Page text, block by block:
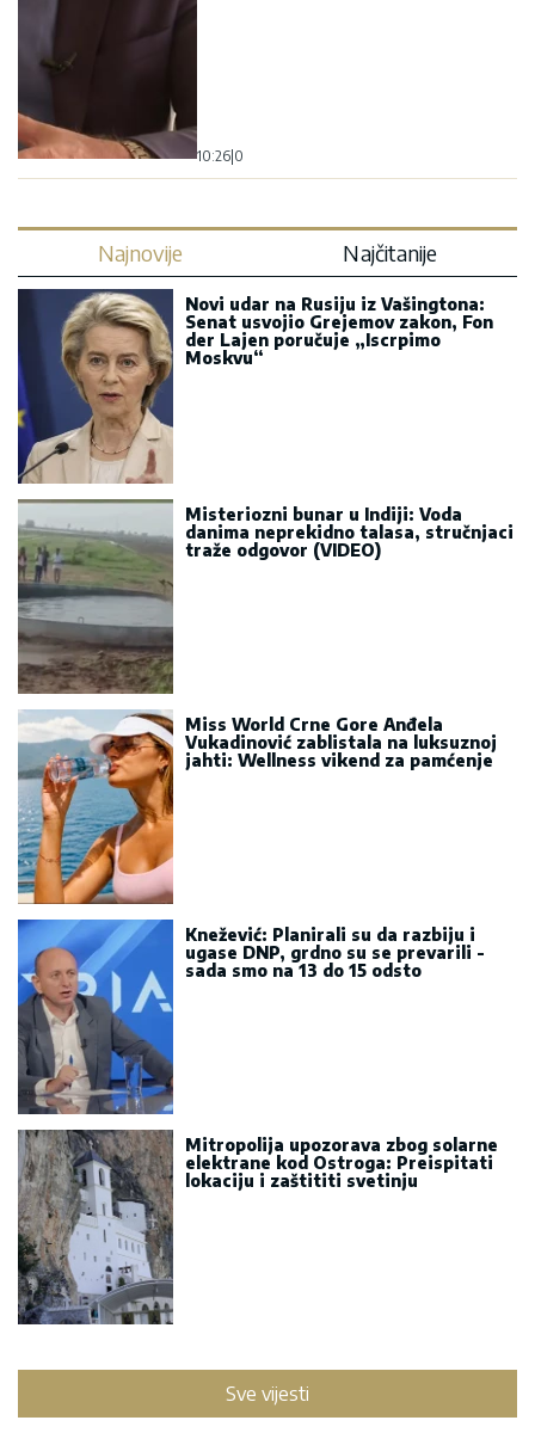
10:26 0
Najnovije Najčitanije
Novi udar na Rusiju iz Vašingtona:
Senat usvojio Grejemov zakon, Fon
der Lajen poručuje „Iscrpimo
Moskvu“
Misteriozni bunar u Indiji: Voda
danima neprekidno talasa, stručnjaci
traže odgovor (VIDEO)
Miss World Crne Gore Anđela
Vukadinović zablistala na luksuznoj
jahti: Wellness vikend za pamćenje
Knežević: Planirali su da razbiju i
ugase DNP, grdno su se prevarili -
sada smo na 13 do 15 odsto
Mitropolija upozorava zbog solarne
elektrane kod Ostroga: Preispitati
lokaciju i zaštititi svetinju
Sve vijesti